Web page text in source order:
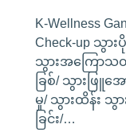
K-Wellness
Check-up သွား
သွားအကြောသ
ခြစ်/ သွားဖြူ
မှု/ သွားထိန်း သွ
ခြင်း/…